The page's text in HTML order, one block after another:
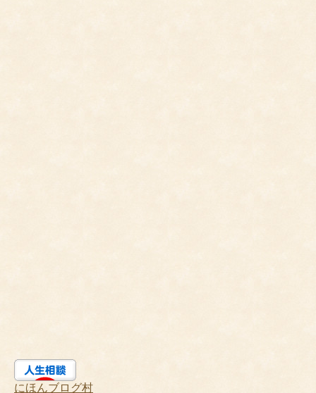
にほんブログ村